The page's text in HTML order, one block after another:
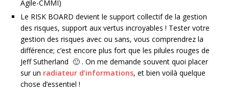
Agile-CMMI)
Le RISK BOARD devient le support collectif de la gestion
des risques, support aux vertus incroyables ! Tester votre
gestion des risques avec ou sans, vous comprendrez la
différence; c’est encore plus fort que les pilules rouges de
Jeff Sutherland 🙂 . On me demande souvent quoi placer
sur un radiateur d’informations, et bien voilà quelque
chose d’essentiel !